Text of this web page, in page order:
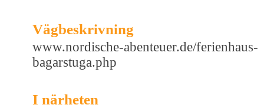
Vägbeskrivning
www.nordische-abenteuer.de/ferienhaus-
bagarstuga.php
I närheten